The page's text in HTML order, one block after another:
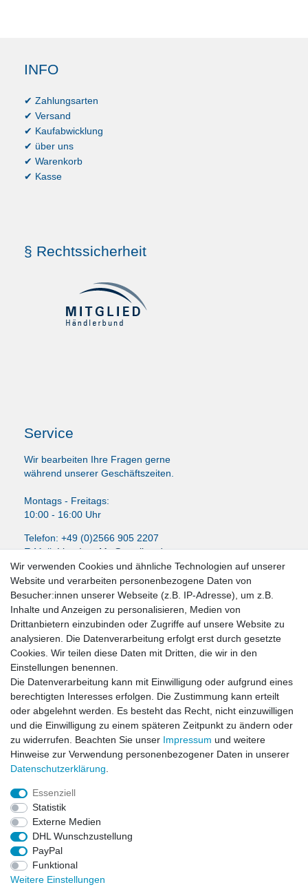
INFO
✔ Zahlungsarten
✔ Versand
✔ Kaufabwicklung
✔ über uns
✔ Warenkorb
✔ Kasse
§ Rechtssicherheit
Service
Wir bearbeiten Ihre Fragen gerne
während unserer Geschäftszeiten.
Montags - Freitags:
10:00 - 16:00 Uhr
Telefon: +49 (0)2566 905 2207
E-Mail:LissyInterMo@t-online.de
News-Letter abonieren
VORNAME NACHNAME
E-MAIL **
Newsletter
Honig
Hiermit bestätige ich, dass ich dieDaten­schutz­erklärunggelesen habe. Meine
Einwilligung kann ich jederzeit widerrufen.**
Abonnieren
Impressum
Widerrufs­recht
Wir verwenden Cookies und ähnliche Technologien auf unserer
Website und verarbeiten personenbezogene Daten von
Besucher:innen unserer Webseite (z.B. IP-Adresse), um z.B.
Inhalte und Anzeigen zu personalisieren, Medien von
Drittanbietern einzubinden oder Zugriffe auf unsere Website zu
analysieren. Die Datenverarbeitung erfolgt erst durch gesetzte
Cookies. Wir teilen diese Daten mit Dritten, die wir in den
Einstellungen benennen.
Die Datenverarbeitung kann mit Einwilligung oder aufgrund eines
berechtigten Interesses erfolgen. Die Zustimmung kann erteilt
oder abgelehnt werden. Es besteht das Recht, nicht einzuwilligen
und die Einwilligung zu einem späteren Zeitpunkt zu ändern oder
zu widerrufen. Beachten Sie unser Impressum und weitere
Hinweise zur Verwendung personenbezogener Daten in unserer
Daten­schutz­erklärung
Essenziell
Statistik
Externe Medien
DHL Wunschzustellung
PayPal
Funktional
Weitere Einstellungen